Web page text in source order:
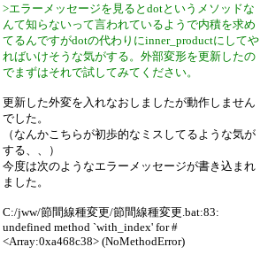
>エラーメッセージを見るとdotというメソッドな
んて知らないって言われているようで内積を求め
てるんですがdotの代わりにinner_productにしてや
ればいけそうな気がする。外部変形を更新したの
でまずはそれで試してみてください。
更新した外変を入れなおしましたが動作しません
でした。
（なんかこちらが初歩的なミスしてるような気が
する、、）
今度は次のようなエラーメッセージが書き込まれ
ました。
C:/jww/節間線種変更/節間線種変更.bat:83:
undefined method `with_index' for #
<Array:0xa468c38> (NoMethodError)